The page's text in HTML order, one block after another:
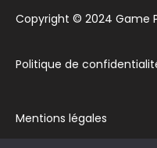
Copyright © 2024 Game
Politique de
Mentions légales